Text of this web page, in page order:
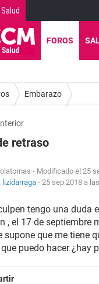
Salud
FOROS
Embarazo
retraso
- Modificado el 25
lizidarraga - 25 sep 2018 a
tengo una duda
, el 17 de septiembre
supone que me tiene
puedo hacer ¿hay